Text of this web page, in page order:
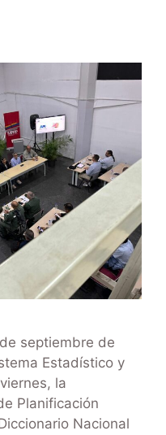
septiembre de
Estadístico y
la
Planificación
Nacional